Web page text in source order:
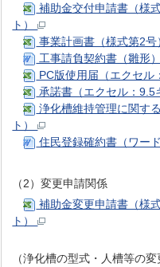
補助金交付申請書（様
ト）
事業計画書（様式第2
工事請負契約書（雛形
PC版使用届（エクセ
承諾書（エクセル：
浄化槽維持管理に関す
ト）
住民登録確約書（ワー
（2）変更申請関係
補助金変更申請書（様
ト）
（浄化槽の型式・人槽等の